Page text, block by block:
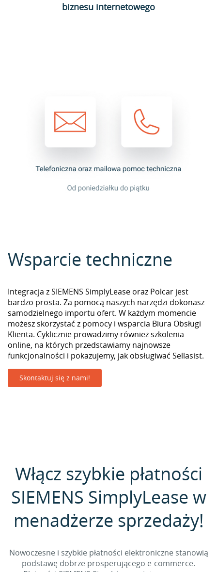
biznesu internetowego
Wsparcie techniczne
Integracja z SIEMENS SimplyLease oraz Polcar jest
bardzo prosta. Za pomocą naszych narzędzi dokonasz
samodzielnego importu ofert. W każdym momencie
możesz skorzystać z pomocy i wsparcia Biura Obsługi
Klienta. Cyklicznie prowadzimy również szkolenia
online, na których przedstawiamy najnowsze
funkcjonalności i pokazujemy, jak obsługiwać Sellasist.
Skontaktuj się z nami!
Włącz szybkie płatności
SIEMENS SimplyLease w
menadżerze sprzedaży!
Nowoczesne i szybkie płatności elektroniczne stanowią
podstawę dobrze prosperującego e-commerce.